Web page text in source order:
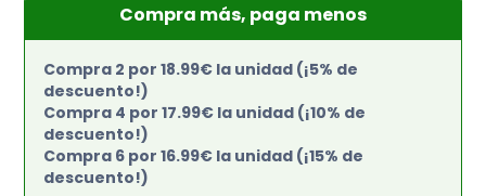
Compra más, paga menos
Compra 2 por 18.99€ la unidad (¡5% de
descuento!)
Compra 4 por 17.99€ la unidad (¡10% de
descuento!)
Compra 6 por 16.99€ la unidad (¡15% de
descuento!)